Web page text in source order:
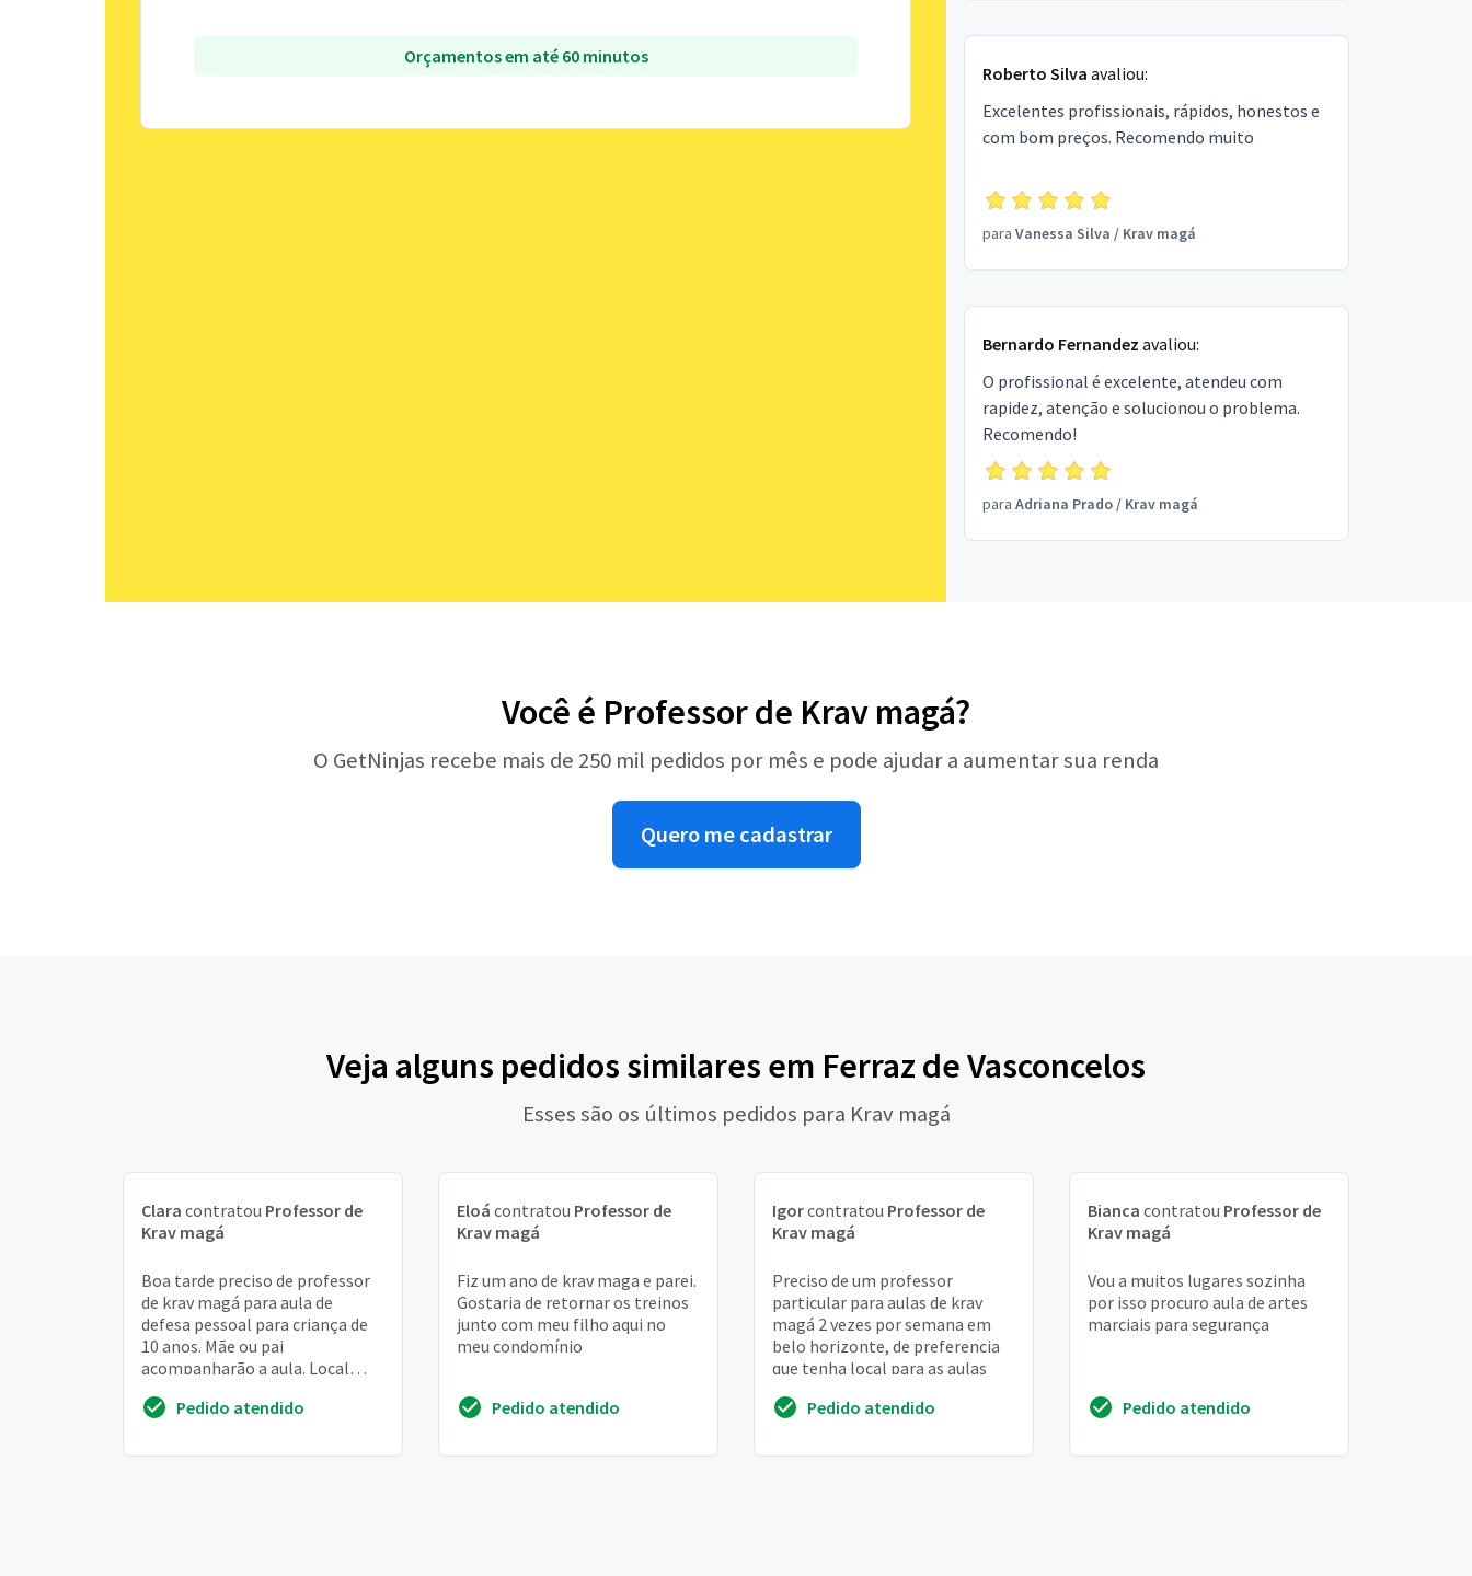
Orçamentos em até 60 minutos
Roberto Silva avaliou:
Excelentes profissionais, rápidos, honestos e
com bom preços. Recomendo muito
para Vanessa Silva / Krav magá
Bernardo Fernandez avaliou:
O profissional é excelente, atendeu com
rapidez, atenção e solucionou o problema.
Recomendo!
para Adriana Prado/ Krav magá
Você é Professor de Krav magá?
O GetNinjas recebe mais de 250 mil pedidos por mês e pode ajudar a aumentar sua renda
Quero me cadastrar
Veja alguns pedidos similares em Ferraz de Vasconcelos
Esses são os últimos pedidos para Krav magá
Clara contratou Professor de
Krav magá
Boa tarde preciso de professor
de krav magá para aula de
defesa pessoal para criança de
10 anos. Mãe ou pai
acompanharão a aula. Local
perto do centro
Pedido atendido
Eloá contratou Professor de
Krav magá
Fiz um ano de krav maga e parei.
Gostaria de retornar os treinos
junto com meu filho aqui no
meu condomínio
Pedido atendido
Igorcontratou Professor de
Krav magá
Preciso de um professor
particular para aulas de krav
magá 2 vezes por semana em
belo horizonte, de preferencia
que tenha local para as aulas
Pedido atendido
Bianca contratou Professor de
Krav magá
Vou a muitos lugares sozinha
por isso procuro aula de artes
marciais para segurança
Pedido atendido